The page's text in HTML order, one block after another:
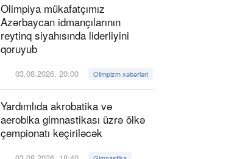
Olimpiya mükafatçımız
Azərbaycan idmançılarının
reytinq siyahısında liderliyini
qoruyub
03.08.2026, 20:00 Olimpizm xəbərləri
Yardımlıda akrobatika və
aerobika gimnastikası üzrə ölkə
çempionatı keçiriləcək